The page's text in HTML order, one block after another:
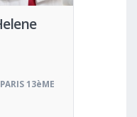
PARIS 13èME